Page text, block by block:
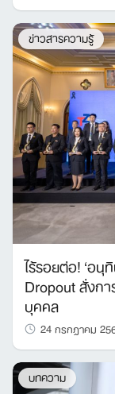
ข่าวสารความรู้
ไร้รอยต่อ! ‘อนุ
Dropout สั่งก
บุคคล
24 กรกฎาคม
บทความ